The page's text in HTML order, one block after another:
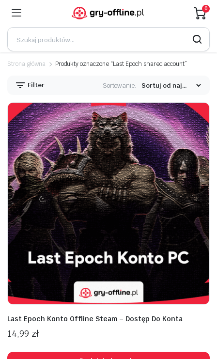
0
Strona główna Produkty oznaczone “Last Epoch shared account”
Filter Sortowanie:
Last Epoch Konto Offline Steam – Dostęp Do Konta
14,99 zł